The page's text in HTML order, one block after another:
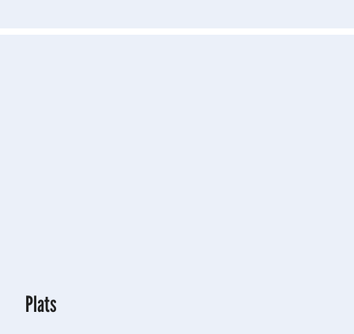
Plats